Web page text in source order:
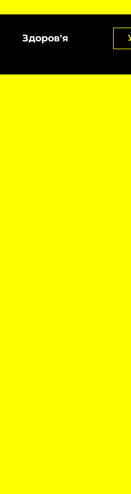
Здоров'я